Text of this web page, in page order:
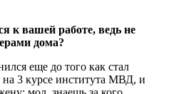
к вашей работе, ведь не
дома?
еще до того как стал
3 курсе института МВД, и